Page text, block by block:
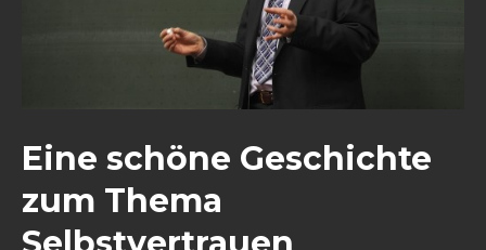
Eine schöne Geschichte
zum Thema